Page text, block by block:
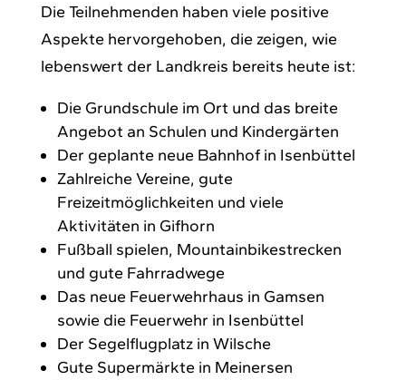
Die Teilnehmenden haben viele positive
Aspekte hervorgehoben, die zeigen, wie
lebenswert der Landkreis bereits heute ist:
Die Grundschule im Ort und das breite
Angebot an Schulen und Kindergärten
Der geplante neue Bahnhof in Isenbüttel
Zahlreiche Vereine, gute
Freizeitmöglichkeiten und viele
Aktivitäten in Gifhorn
Fußball spielen, Mountainbikestrecken
und gute Fahrradwege
Das neue Feuerwehrhaus in Gamsen
sowie die Feuerwehr in Isenbüttel
Der Segelflugplatz in Wilsche
Gute Supermärkte in Meinersen